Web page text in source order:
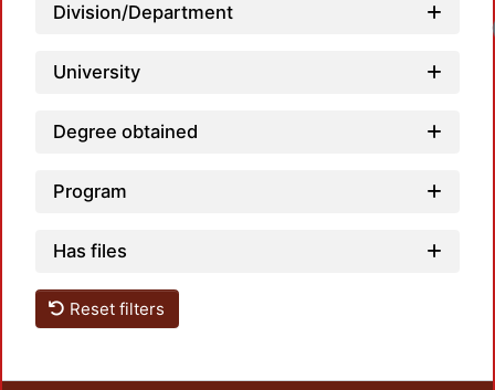
Division/Department
University
Degree obtained
Program
Has files
Reset filters